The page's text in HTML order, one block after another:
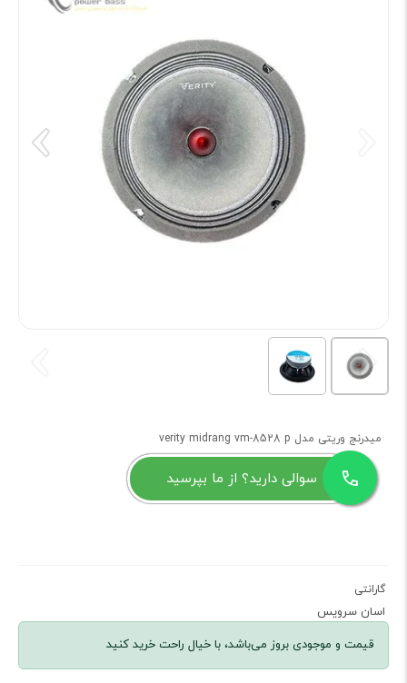
میدرنج وریتی مدل verity midrang vm-8528 p
سوالی دارید؟ از ما بپرسید
گارانتی
اسان سرویس
قیمت و موجودی بروز می‌باشد، با خیال راحت خرید کنید